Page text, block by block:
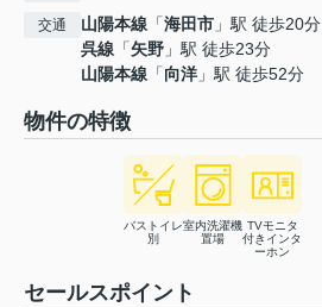
交通 山陽本線 「海田市 」駅 徒歩20分
呉線 「矢野 」駅 徒歩23分
山陽本線 「向洋 」駅 徒歩52分
物件の特徴
バストイレ
別
室内洗濯機
置場
TVモニタ
付きインタ
ーホン
セールスポイント